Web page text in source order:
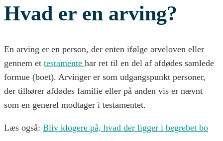
Hvad er en arving?
En arving er en person, der enten ifølge arveloven eller
gennem et testamente har ret til en del af afdødes samlede
formue (boet). Arvinger er som udgangspunkt personer,
der tilhører afdødes familie eller på anden vis er nævnt
som en generel modtager i testamentet.
Læs også: Bliv klogere på, hvad der ligger i begrebet bo